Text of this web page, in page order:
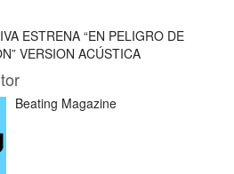
ESTRENA “EN PELIGRO DE
VERSION ACÚSTICA
Beating Magazine